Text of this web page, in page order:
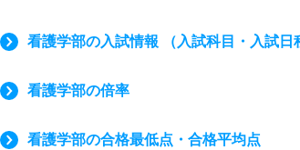
看護学部の入試情報 （入試科目・入試日
看護学部の倍率
看護学部の合格最低点・合格平均点